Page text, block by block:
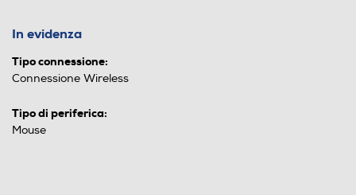
In evidenza
Tipo connessione:
Connessione Wireless
Tipo di periferica:
Mouse